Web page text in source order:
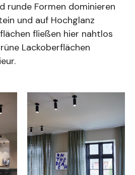
runde Formen dominieren
und auf Hochglanz
fließen hier nahtlos
Lackoberflächen